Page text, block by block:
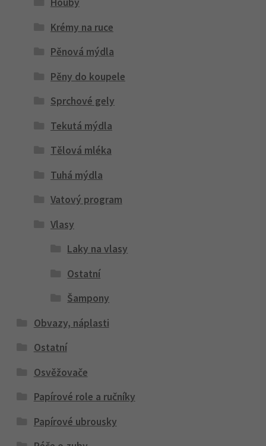
Krémy na ruce
Pěnová mýdla
Pěny do koupele
Sprchové gely
Tekutá mýdla
Tělová mléka
Tuhá mýdla
Vatový program
Vlasy
Laky na vlasy
Ostatní
Šampony
Obvazy, náplasti
Ostatní
Osvěžovače
Papírové role a ručníky
Papírové ubrousky